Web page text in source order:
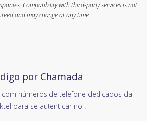
Compatibility with third-party services is not
and may change at any time.
por Chamada
com números de telefone dedicados da
para se autenticar no .